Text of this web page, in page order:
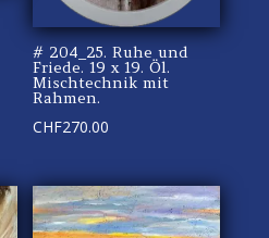
# 204_25. Ruhe und
Friede. 19 x 19. Öl.
Mischtechnik mit
Rahmen.
CHF270.00